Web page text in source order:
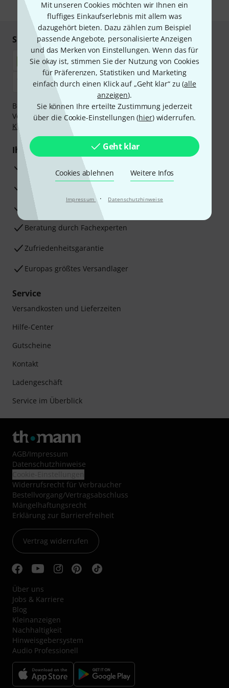
Mit unseren Cookies möchten wir Ihnen ein
fluffiges Einkaufserlebnis mit allem was
dazugehört bieten. Dazu zählen zum Beispiel
passende Angebote, personalisierte Anzeigen
und das Merken von Einstellungen. Wenn das für
Sie okay ist, stimmen Sie der Nutzung von Cookies
für Präferenzen, Statistiken und Marketing
einfach durch einen Klick auf „Geht klar“ zu (alle
anzeigen).
Sie können Ihre erteilte Zustimmung jederzeit
über die Cookie-Einstellungen (hier) widerrufen.
Geht klar
Cookies ablehnen Weitere Infos
Impressum · Datenschutzhinweise
* Pflichtfeld
Sicher einkaufen & bezahlen
Bezahlen Sie vertraulich und sicher per Nachnahme,
Vorkasse, PayPal, Amazon Pay,Klarna Sofort bezahlen
Klarna Ratenzahlung
Ihre Vorteile
3 Jahre Thomann Garantie
30 Tage Money-Back-Garantie
Beratung durch Fachexperten
Zufriedenheitsgarantie
Europas größtes Versandlager
Service
Versandkosten und Lieferzeiten
Hilfe-Center
Gutscheine
Kontakt
Ladengeschäft
Service im Überblick
AGB/Impressum
Datenschutzhinweise
Widerrufsrecht für Verbraucher
Bestellvorgang/Vertragsabschluss
Mängelhaftungsrecht
Erklärung zur Barrierefreiheit
Vertrag widerrufen
Über uns
Jobs & Karriere
Blog
Kleinanzeigen
Nachhaltigkeit
Hinweisgebersystem
Audio Professionell